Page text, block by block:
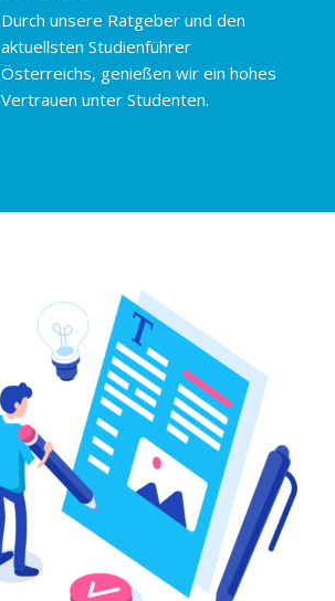
Durch unsere Ratgeber und den
aktuellsten Studienführer
Österreichs, genießen wir ein hohes
Vertrauen unter Studenten.